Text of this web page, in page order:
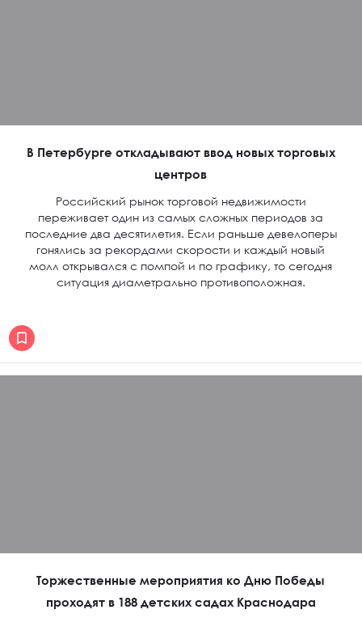
В Петербурге откладывают ввод новых торговых
центров
Российский рынок торговой недвижимости
переживает один из самых сложных периодов за
последние два десятилетия. Если раньше девелоперы
гонялись за рекордами скорости и каждый новый
молл открывался с помпой и по графику, то сегодня
ситуация диаметрально противоположная.
Торжественные мероприятия ко Дню Победы
проходят в 188 детских садах Краснодара